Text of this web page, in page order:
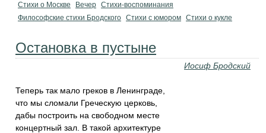
Стихи о Москве
Вечер Стихи-воспоминания
Философские стихи Бродского Стихи с юмором Стихи о кукле
Остановка в пустыне
Иосиф Бродский
Теперь так мало греков в Ленинграде,
что мы сломали Греческую церковь,
дабы построить на свободном месте
концертный зал. В такой архитектуре